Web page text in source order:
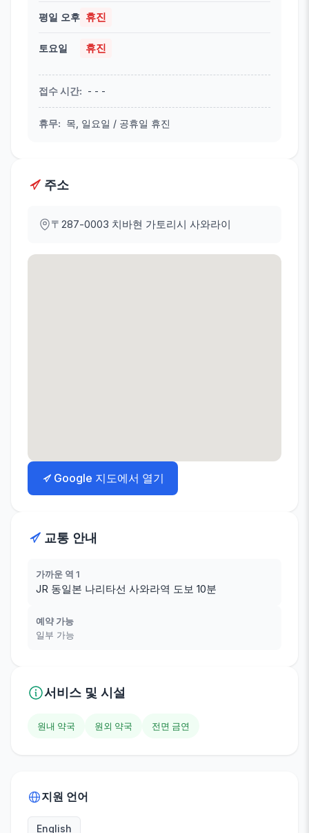
평일 오후 휴진
토요일 휴진
접수 시간: - - -
휴무: 목, 일요일 / 공휴일 휴진
주소
〒287-0003 치바현 가토리시 사와라이
Google 지도에서 열기
교통 안내
가까운 역 1
JR 동일본 나리타선 사와라역 도보 10분
예약 가능
일부 가능
서비스 및 시설
원내 약국 원외 약국 전면 금연
지원 언어
English